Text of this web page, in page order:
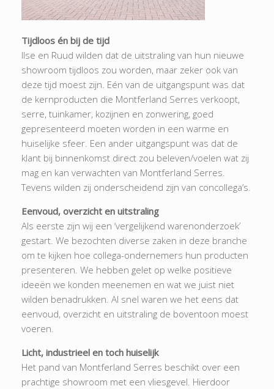
Tijdloos én bij de tijd
Ilse en Ruud wilden dat de uitstraling van hun nieuwe
showroom tijdloos zou worden, maar zeker ook van
deze tijd moest zijn. Eén van de uitgangspunt was dat
de kernproducten die Montferland Serres verkoopt,
serre, tuinkamer, kozijnen en zonwering, goed
gepresenteerd moeten worden in een warme en
huiselijke sfeer. Een ander uitgangspunt was dat de
klant bij binnenkomst direct zou beleven/voelen wat zij
mag en kan verwachten van Montferland Serres.
Tevens wilden zij onderscheidend zijn van concollega’s.
Eenvoud, overzicht en uitstraling
Als eerste zijn wij een ‘vergelijkend warenonderzoek’
gestart. We bezochten diverse zaken in deze branche
om te kijken hoe collega-ondernemers hun producten
presenteren. We hebben gelet op welke positieve
ideeën we konden meenemen en wat we juist niet
wilden benadrukken. Al snel waren we het eens dat
eenvoud, overzicht en uitstraling de boventoon moest
voeren.
Licht, industrieel en toch huiselijk
Het pand van Montferland Serres beschikt over een
prachtige showroom met een vliesgevel. Hierdoor